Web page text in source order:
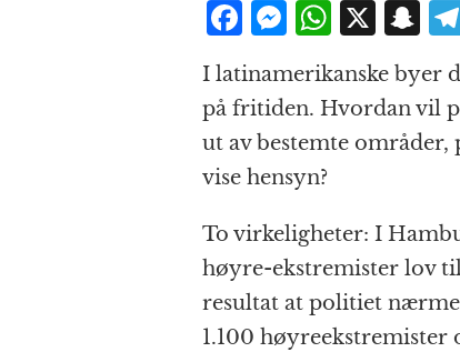
F
a
c
e
b
o
o
k
M
ss
e
n
g
e
r
W
at
s
A
p
X S
a
p
c
at
I latinamerikanske byer
på fritiden. Hvordan vil
ut av bestemte områder,
vise hensyn?
To virkeligheter: I
høyre-ekstremister lov
resultat at politiet
1.100 høyreekstremister